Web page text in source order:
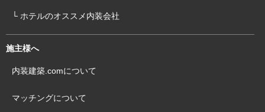
└ ホテルのオススメ内装会社
施主様へ
内装建築.comについて
マッチングについて